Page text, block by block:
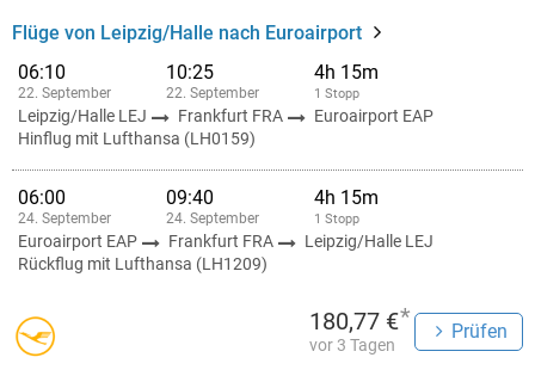
Flüge von Leipzig/Halle nach Euroairport
06:10
22. September
10:25
22. September
4h 15m
1 Stopp
Leipzig/Halle LEJ Frankfurt FRA
Euroairport EAP
Hinflug mit Lufthansa (LH0159)
06:00
24. September
09:40
24. September
4h 15m
1 Stopp
Euroairport EAP Frankfurt FRA
Leipzig/Halle LEJ
Rückflug mit Lufthansa (LH1209)
180,77 €*
vor 3 Tagen
Prüfen